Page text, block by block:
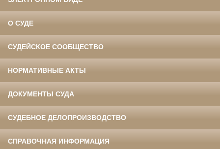
О СУДЕ
СУДЕЙСКОЕ СООБЩЕСТВО
НОРМАТИВНЫЕ АКТЫ
ДОКУМЕНТЫ СУДА
СУДЕБНОЕ ДЕЛОПРОИЗВОДСТВО
СПРАВОЧНАЯ ИНФОРМАЦИЯ